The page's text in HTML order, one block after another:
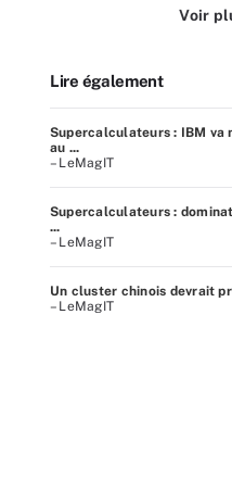
Voir
Lire également
Supercalculateurs : IBM
au ...
– LeMagIT
Supercalculateurs :
...
– LeMagIT
Un cluster chinois devrait
– LeMagIT